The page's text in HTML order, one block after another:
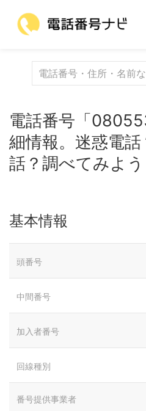
電話番号「
細情報。迷惑電
話？調べてみよう
基本情報
頭番号
中間番号
加入者番号
回線種別
番号提供事業者